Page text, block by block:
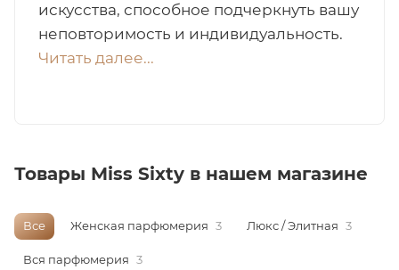
Арабская
сертификат
искусства, способное подчеркнуть вашу
неповторимость и индивидуальность.
Читать далее...
Товары Miss Sixty в нашем магазине
Все Женская парфюмерия 3 Люкс / Элитная 3
Вся парфюмерия 3